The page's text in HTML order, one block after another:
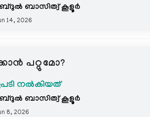
ബാസിത്വ് കൂളൂര്‍
14, 2026
പറ്റുമോ?
നൽകിയത്
ബാസിത്വ് കൂളൂര്‍
8, 2026